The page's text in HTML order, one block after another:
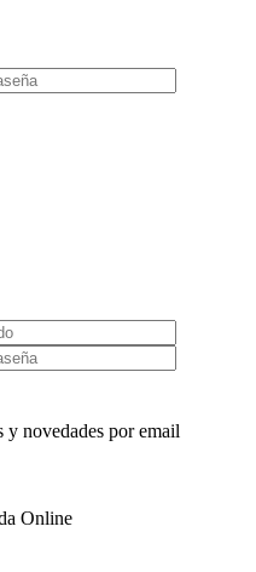
novedades por email